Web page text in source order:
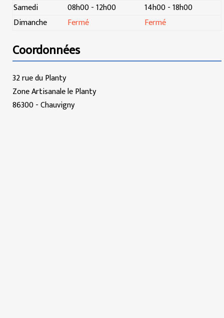
Samedi
08h00 - 12h00
14h00 - 18h00
Dimanche
Fermé Fermé
Coordonnées
32 rue du Planty
Zone Artisanale le Planty
86300 - Chauvigny